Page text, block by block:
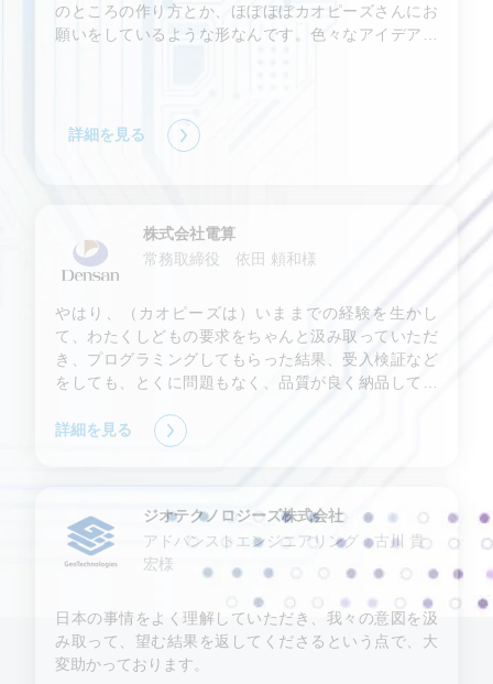
のところの作り方とか、ほぼほぼカオピーズさんにお
願いをしているような形なんです。色々なアイデアと
詳細を見る
株式会社電算
常務取締役 依田 頼和様
やはり、（カオピーズは）いままでの経験を生かし
て、わたくしどもの要求をちゃんと汲み取っていただ
き、プログラミングしてもらった結果、受入検証など
をしても、とくに問題もなく、品質が良く納品してい
詳細を見る
ジオテクノロジーズ株式会社
アドバンストエンジニアリング 古川 貴
宏様
日本の事情をよく理解していただき、我々の意図を汲
み取って、望む結果を返してくださるという点で、大
変助かっております。